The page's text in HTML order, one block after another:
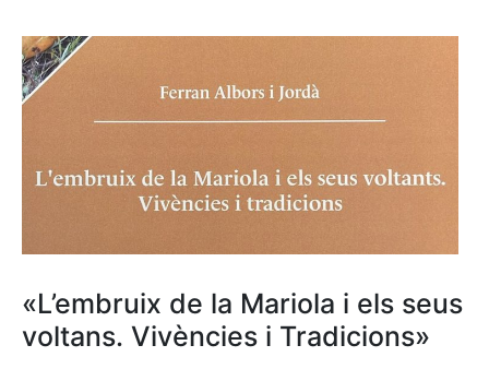
«L’embruix de la Mariola i els seus
voltans. Vivències i Tradicions»